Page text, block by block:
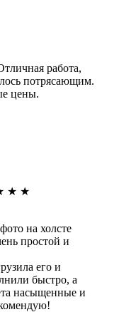
работа,
потрясающим.
цены.
★ ★
на холсте
простой и
его и
быстро, а
насыщенные и